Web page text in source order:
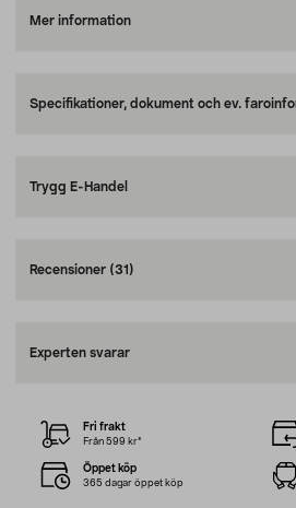
Mer information
Specifikationer, dokument och ev.
Trygg E-Handel
Recensioner (31)
Experten svarar
Fri frakt
Från 599 kr*
Öppet köp
365 dagar öppet köp